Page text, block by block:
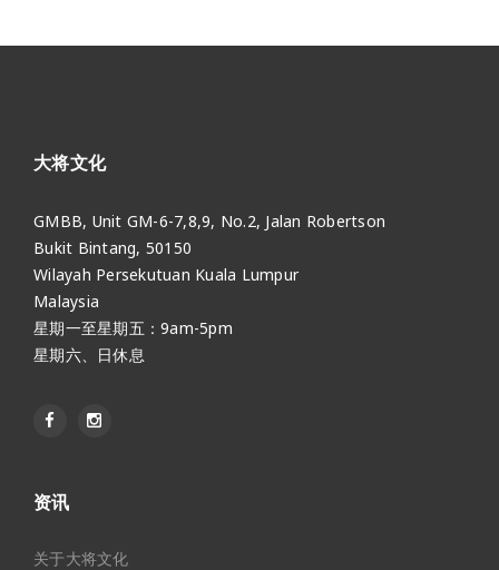
大将文化
GMBB, Unit GM-6-7,8,9, No.2, Jalan Robertson
Bukit Bintang, 50150
Wilayah Persekutuan Kuala Lumpur
Malaysia
星期一至星期五：9am-5pm
星期六、日休息
资讯
关于大将文化